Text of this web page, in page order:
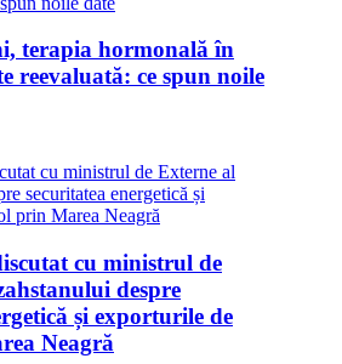
terapia hormonală în
reevaluată: ce spun noile
cu ministrul de
despre
și exporturile de
Neagră